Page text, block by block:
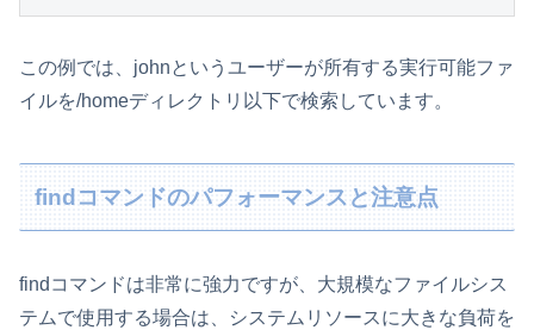
この例では、johnというユーザーが所有する実行可能ファ
イルを/homeディレクトリ以下で検索しています。
findコマンドのパフォーマンスと注意点
findコマンドは非常に強力ですが、大規模なファイルシス
テムで使用する場合は、システムリソースに大きな負荷を